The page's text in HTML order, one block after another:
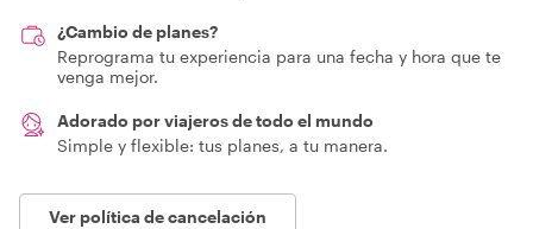
¿Cambio de planes?
Reprograma tu experiencia para una fecha y hora que te
venga mejor.
Adorado por viajeros de todo el mundo
Simple y flexible: tus planes, a tu manera.
Ver política de cancelación